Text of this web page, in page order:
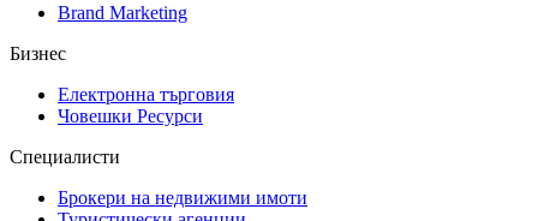
Brand Marketing
Бизнес
Електронна търговия
Човешки Ресурси
Специалисти
Брокери на недвижими имоти